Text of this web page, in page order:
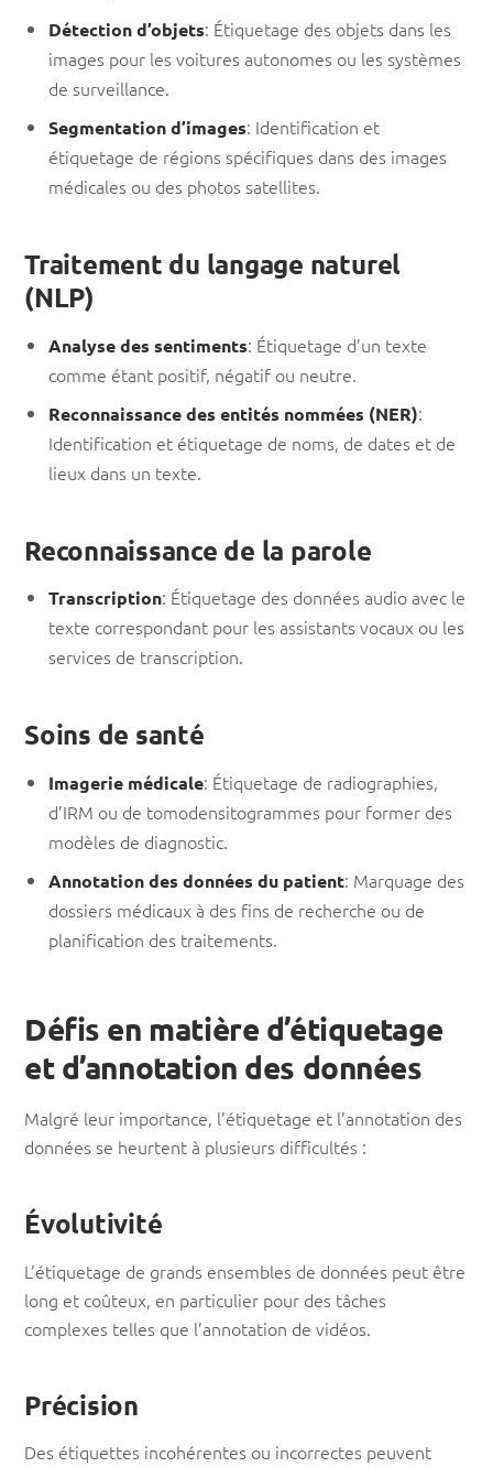
Détection d’objets: Étiquetage des objets dans les
images pour les voitures autonomes ou les systèmes
de surveillance.
Segmentation d’images: Identification et
étiquetage de régions spécifiques dans des images
médicales ou des photos satellites.
Traitement du langage naturel
(NLP)
Analyse des sentiments: Étiquetage d’un texte
comme étant positif, négatif ou neutre.
Reconnaissance des entités nommées (NER):
Identification et étiquetage de noms, de dates et de
lieux dans un texte.
Reconnaissance de la parole
Transcription: Étiquetage des données audio avec le
texte correspondant pour les assistants vocaux ou les
services de transcription.
Soins de santé
Imagerie médicale: Étiquetage de radiographies,
d’IRM ou de tomodensitogrammes pour former des
modèles de diagnostic.
Annotation des données du patient: Marquage des
dossiers médicaux à des fins de recherche ou de
planification des traitements.
Défis en matière d’étiquetage
et d’annotation des données
Malgré leur importance, l’étiquetage et l’annotation des
données se heurtent à plusieurs difficultés :
Évolutivité
L’étiquetage de grands ensembles de données peut être
long et coûteux, en particulier pour des tâches
complexes telles que l’annotation de vidéos.
Précision
Des étiquettes incohérentes ou incorrectes peuvent